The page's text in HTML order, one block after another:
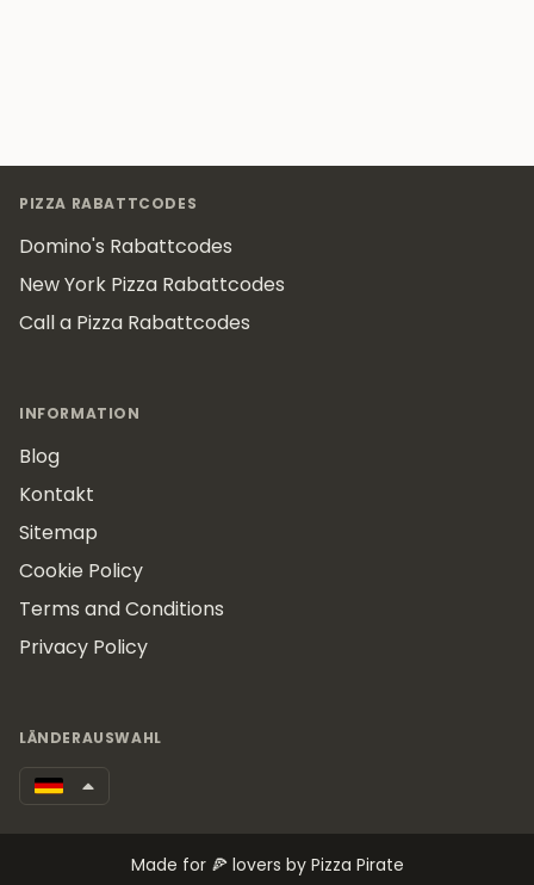
PIZZA RABATTCODES
Domino's Rabattcodes
New York Pizza Rabattcodes
Call a Pizza Rabattcodes
INFORMATION
Blog
Kontakt
Sitemap
Cookie Policy
Terms and Conditions
Privacy Policy
LÄNDERAUSWAHL
Made for 🍕 lovers by Pizza Pirate